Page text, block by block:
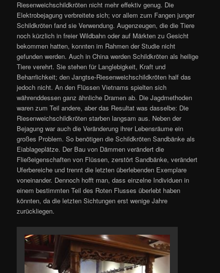
Riesenweichschildkröten nicht mehr effektiv genug. Die
Elektrobejagung verbreitete sich; vor allem zum Fangen junger
Schildkröten fand sie Verwendung. Augenzeugen, die die Tiere
noch kürzlich in freier Wildbahn oder auf Märkten zu Gesicht
bekommen hatten, konnten im Rahmen der Studie nicht
gefunden werden. Auch in China werden Schildkröten als heilige
Tiere verehrt. Sie stehen für Langlebigkeit, Kraft und
Beharrlichkeit; den Jangtse-Riesenweichschildkröten half das
jedoch nicht. An den Flüssen Vietnams spielten sich
währenddessen ganz ähnliche Dramen ab. Die Jagdmethoden
waren zum Teil andere, aber das Resultat was dasselbe: Die
Riesenweichschildkröten starben langsam aus. Neben der
Bejagung war auch die Veränderung ihrer Lebensräume ein
großes Problem. So benötigen die Schildkröten Sandbänke als
Eiablageplätze. Der Bau von Dämmen verändert die
Fließeigenschaften von Flüssen, zerstört Sandbänke, verändert
Uferbereiche und trennt die letzten überlebenden Exemplare
voneinander. Dennoch hofft man, dass einzelne Individuen in
einem bestimmten Teil des Roten Flusses überlebt haben
könnten, da die letzten Sichtungen erst wenige Jahre
zurückliegen.